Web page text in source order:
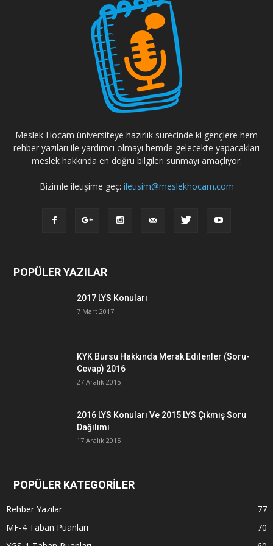
Meslek Hocam üniversiteye hazırlık sürecinde ki gençlere hem
rehber yazıları ile yardımcı olmayı hemde gelecekte yapacakları
meslek hakkında en doğru bilgileri sunmayı amaçlıyor.
Bizimle iletişime geç: iletisim@meslekhocam.com
POPÜLER YAZILAR
2017 LYS Konuları
7 Mart 2017
KYK Bursu Hakkında Merak Edilenler (Soru-
Cevap) 2016
27 Aralık 2015
2016 LYS Konuları Ve 2015 LYS Çıkmış Soru
Dağılımı
17 Aralık 2015
POPÜLER KATEGORİLER
Rehber Yazılar
77
MF-4 Taban Puanları
70